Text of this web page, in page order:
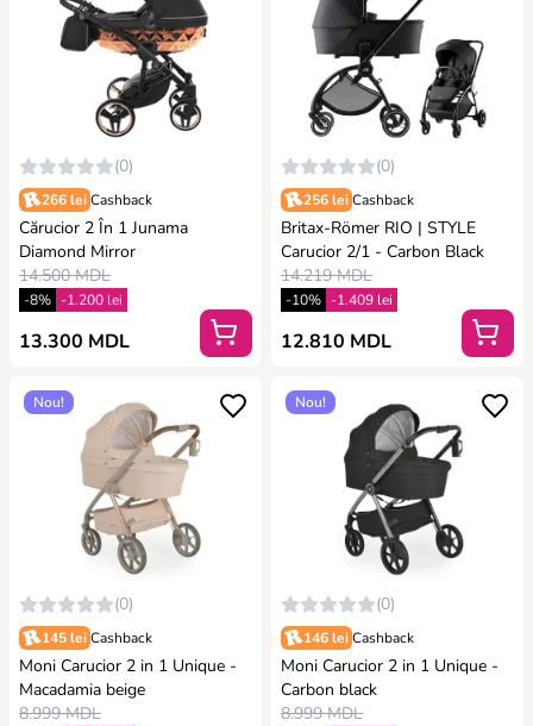
(0)
266 lei Cashback
Cărucior 2 În 1 Junama
Diamond Mirror
14.500 MDL
-8% -1.200 lei
13.300 MDL
(0)
256 lei Cashback
Britax-Römer RIO | STYLE
Carucior 2/1 - Carbon Black
14.219 MDL
-10% -1.409 lei
12.810 MDL
Nou!
(0)
145 lei Cashback
Moni Carucior 2 in 1 Unique -
Macadamia beige
8.999 MDL
Nou!
(0)
146 lei Cashback
Moni Carucior 2 in 1 Unique -
Carbon black
8.999 MDL